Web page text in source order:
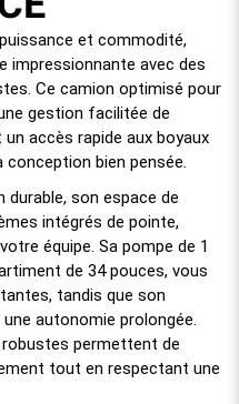
et commodité,
impressionnante avec des
Ce camion optimisé pour
gestion facilitée de
accès rapide aux boyaux
bien pensée.
durable, son espace de
intégrés de pointe,
équipe. Sa pompe de 1
de 34 pouces, vous
tandis que son
autonomie prolongée.
permettent de
tout en respectant une